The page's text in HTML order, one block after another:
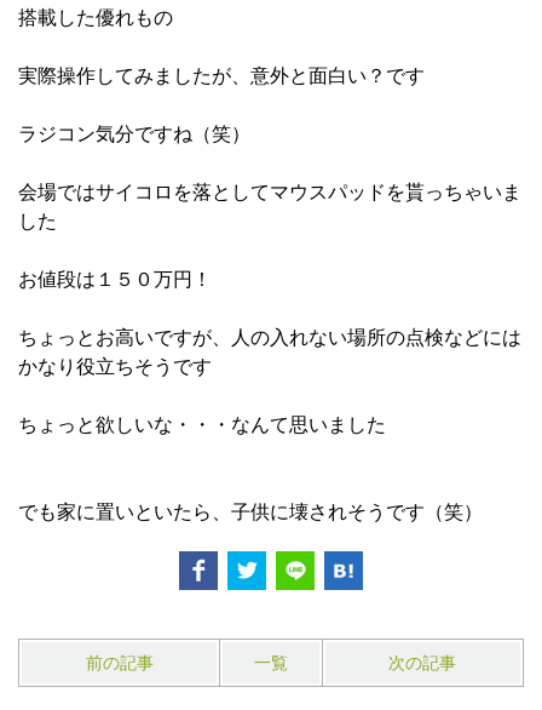
搭載した優れもの
実際操作してみましたが、意外と面白い？です
ラジコン気分ですね（笑）
会場ではサイコロを落としてマウスパッドを貰っちゃいま
した
お値段は１５０万円！
ちょっとお高いですが、人の入れない場所の点検などには
かなり役立ちそうです
ちょっと欲しいな・・・なんて思いました
でも家に置いといたら、子供に壊されそうです（笑）
前の記事 一覧 次の記事